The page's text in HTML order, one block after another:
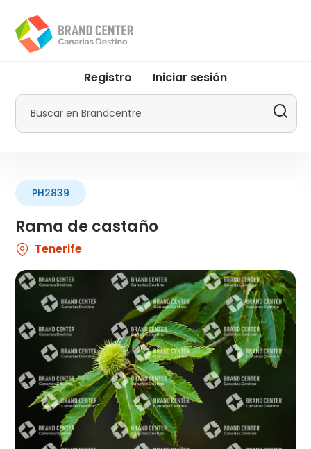
contenido
principal
menu
Promotur
Registro Iniciar sesión
Buscar
Rama de castaño
PH2839
Tenerife